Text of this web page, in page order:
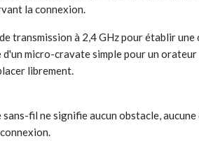
la connexion.
transmission à 2,4 GHz pour établir
micro-cravate simple pour un
librement.
fil ne signifie aucun obstacle,